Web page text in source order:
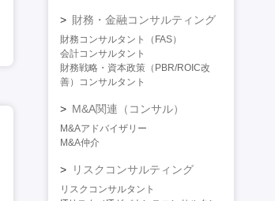
財務・金融コンサルティング
財務コンサルタント（FAS）
会計コンサルタント
財務戦略・資本政策（PBR/ROIC改
善）コンサルタント
M&A関連（コンサル）
M&Aアドバイザリー
M&A仲介
リスクコンサルティング
リスクコンサルタント